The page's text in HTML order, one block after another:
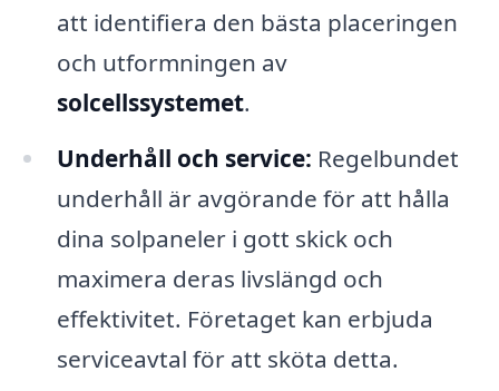
att identifiera den bästa placeringen
och utformningen av
solcellssystemet.
Underhåll och service: Regelbundet
underhåll är avgörande för att hålla
dina solpaneler i gott skick och
maximera deras livslängd och
effektivitet. Företaget kan erbjuda
serviceavtal för att sköta detta.